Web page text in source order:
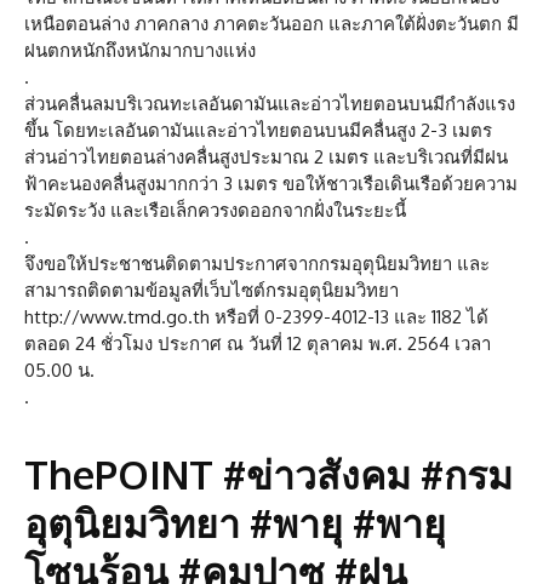
เหนือตอนล่าง ภาคกลาง ภาคตะวันออก และภาคใต้ฝั่งตะวันตก มี
ฝนตกหนักถึงหนักมากบางแห่ง
.
ส่วนคลื่นลมบริเวณทะเลอันดามันและอ่าวไทยตอนบนมีกำลังแรง
ขึ้น โดยทะเลอันดามันและอ่าวไทยตอนบนมีคลื่นสูง 2-3 เมตร
ส่วนอ่าวไทยตอนล่างคลื่นสูงประมาณ 2 เมตร และบริเวณที่มีฝน
ฟ้าคะนองคลื่นสูงมากกว่า 3 เมตร ขอให้ชาวเรือเดินเรือด้วยความ
ระมัดระวัง และเรือเล็กควรงดออกจากฝั่งในระยะนี้
.
จึงขอให้ประชาชนติดตามประกาศจากกรมอุตุนิยมวิทยา และ
สามารถติดตามข้อมูลที่เว็บไซต์กรมอุตุนิยมวิทยา
http://www.tmd.go.th หรือที่ 0-2399-4012-13 และ 1182 ได้
ตลอด 24 ชั่วโมง ประกาศ ณ วันที่ 12 ตุลาคม พ.ศ. 2564 เวลา
05.00 น.
.
ThePOINT #ข่าวสังคม #กรม
อุตุนิยมวิทยา #พายุ #พายุ
โซนร้อน #คมปาซุ #ฝน